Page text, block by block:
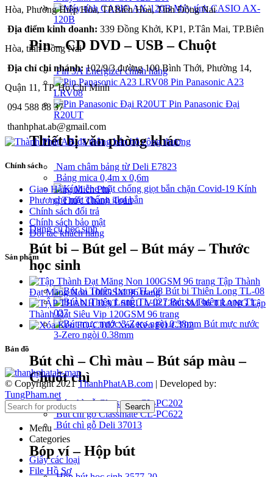
Máy tính CASIO AX-
120B
Pin – CD DVD – USB – Chuột
Pin 3A Energizer chính hãng
Pin Panasonic A23
LRV08
Pin Panasonic Đại
R20UT
Thiết bị văn phòng khác
Nam châm bảng từ Deli E7823
Bảng mica 0,4m x 0,6m
Kính
che mặt chống giọt bắn
Dụng cụ học sinh
Bút bi – Bút gel – Bút máy – Thước
học sinh
Bút bi Thiên Long TL-08
Bút bi Thiên Long TL-
027
Bút mực nước
3-Zero ngòi 0.38mm
Bút chì – Chì màu – Bút sáp màu –
Chuốt chì
Bút chì gỗ Classmate CL-PC202
Bút chì gỗ Classmate CL-PC622
Bút chì gỗ Deli 37013
Bóp ví – Hộp bút
Hòa, Phường Hiệp Hòa, TP.Biên Hoà, Tỉnh Đồng Nai
Địa điểm kinh doanh: 339 Đồng Khởi, KP1, P.Tân Mai, TP.Biên
Hòa, tỉnh Đồng Nai
Địa chỉ chi nhánh:102/9/3 đường 100 Bình Thới, Phường 14,
Quận 11, TP. Hồ Chí Minh
094 588 88 37
thanhphat.ab@gmail.com
Chính sách
Giao Hàng Miễn Phí
Phương Thức Thanh Toán
Chính sách đổi trả
Chính sách bảo mật
Đối tác khách hàng
Sản phẩm
Tập Thành
Đạt Măng Non 100GSM 96 trang
Tập
Thành Đạt Siêu Vip 120GSM 96 trang
Xóa Kéo FO-CT02
Bản đồ
© Copyright 2021ThanhPhatAB.com | Developed by:
TungPham.net
Search
Menu
Categories
Giấy các loại
File Hồ Sơ